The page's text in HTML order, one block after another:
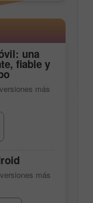
una
fiable y
más
más